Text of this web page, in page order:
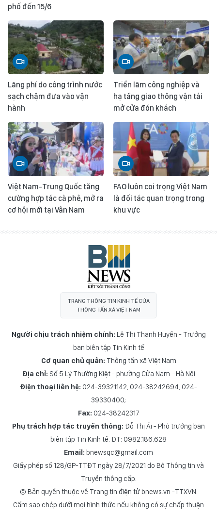
phố đến 15/6
Lãng phí do công trình nước
sạch chậm đưa vào vận
hành
Triển lãm công nghiệp và
hạ tầng giao thông vận tải
mở cửa đón khách
Việt Nam-Trung Quốc tăng
cường hợp tác cà phê, mở ra
cơ hội mới tại Vân Nam
FAO luôn coi trọng Việt Nam
là đối tác quan trọng trong
khu vực
TRANG THÔNG TIN KINH TẾ CỦA
THÔNG TẤN XÃ VIỆT NAM
Người chịu trách nhiệm chính: Lê Thị Thanh Huyền - Trưởng
ban biên tập Tin Kinh tế
Cơ quan chủ quản: Thông tấn xã Việt Nam
Địa chỉ: Số 5 Lý Thường Kiệt - phường Cửa Nam - Hà Nội
Điện thoại liên hệ: 024-39321142, 024-38242694, 024-
39330400;
Fax: 024-38242317
Phụ trách hợp tác truyền thông: Đỗ Thị Ái - Phó trưởng ban
biên tập Tin Kinh tế. ĐT: 0982.186.628
Email: bnewsqc@gmail.com
Giấy phép số 128/GP-TTĐT ngày 28/7/2021 do Bộ Thông tin và
Truyền thông cấp.
© Bản quyền thuộc về Trang tin điện tử bnews.vn -TTXVN.
Cấm sao chép dưới mọi hình thức nếu không có sự chấp thuận